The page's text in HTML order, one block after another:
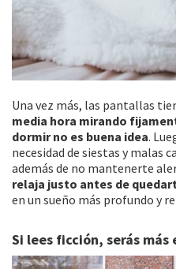
Una vez más, las pantallas
media hora mirando
dormir no es buena idea.
necesidad de siestas y malas
además de no mantenerte
relaja justo antes de
en un sueño más profundo y
Si lees ficción, serás más